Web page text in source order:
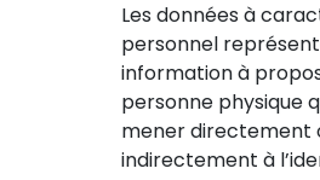
Les données à
personnel
information à
personne physique
mener directement
indirectement à